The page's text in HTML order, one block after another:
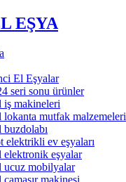
EŞYA
El Eşyalar
seri sonu ürünler
iş makineleri
lokanta mutfak malzemeleri
buzdolabı
elektrikli ev eşyaları
elektronik eşyalar
ucuz mobilyalar
çamaşır makinesi